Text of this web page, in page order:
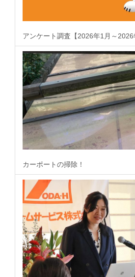
アンケート調査【2026年1月～2026
カーポートの掃除！